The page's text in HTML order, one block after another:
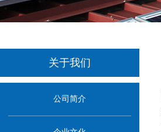
关于我们
公司简介